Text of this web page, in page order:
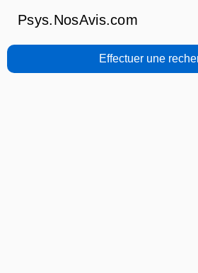
Psys.NosAvis.com
Effectuer une